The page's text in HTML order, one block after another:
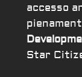
accesso
Star